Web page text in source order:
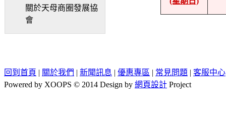
關於天母商圈發展協
會
回到首頁 | 關於我們 | 新聞訊息 | 優惠專區 | 常見問題 | 客服中心
Powered by XOOPS © 2014 Design by 網頁設計 Project